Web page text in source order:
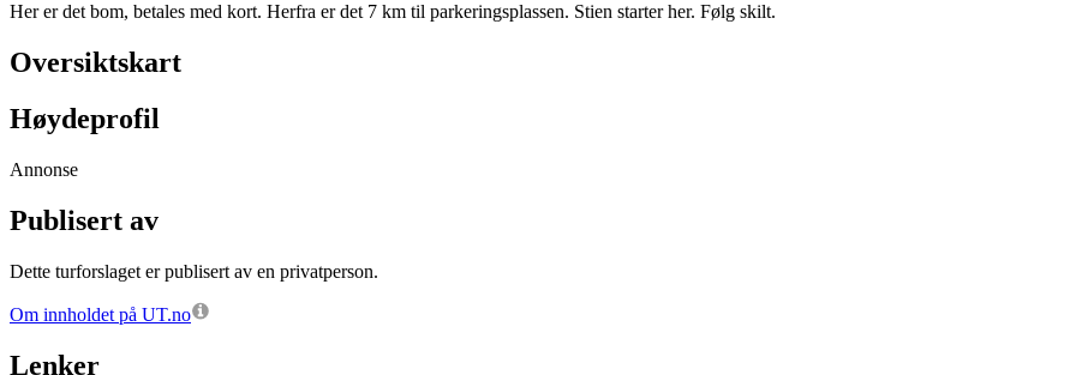
Her er det bom, betales med kort. Herfra er det 7 km til parkeringsplassen. Stien starter her. Følg skilt.
Oversiktskart
Høydeprofil
Annonse
Publisert av
Dette turforslaget er publisert av en privatperson.
Om innholdet på UT.no
Lenker